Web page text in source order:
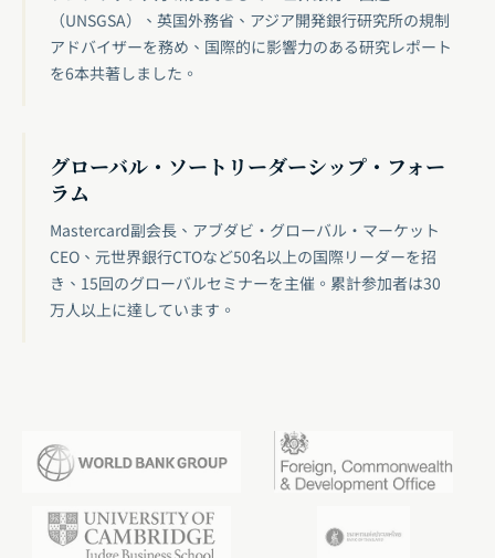
（UNSGSA）、英国外務省、アジア開発銀行研究所の規制
アドバイザーを務め、国際的に影響力のある研究レポート
を6本共著しました。
グローバル・ソートリーダーシップ・フォー
ラム
Mastercard副会長、アブダビ・グローバル・マーケット
CEO、元世界銀行CTOなど50名以上の国際リーダーを招
き、15回のグローバルセミナーを主催。累計参加者は30
万人以上に達しています。